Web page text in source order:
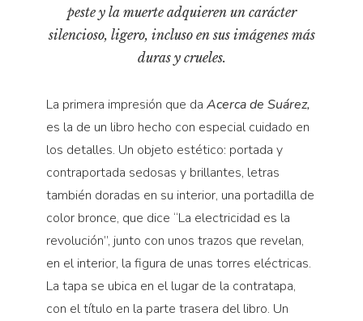
Personajes secundarios
Política
Turismo accidental
Vidas paralelas
Voces y lecturas
peste y la muerte adquieren un carácter
silencioso, ligero, incluso en sus imágenes más
duras y crueles.
La primera impresión que da Acerca de Suárez,
es la de un libro hecho con especial cuidado en
los detalles. Un objeto estético: portada y
contraportada sedosas y brillantes, letras
también doradas en su interior, una portadilla de
color bronce, que dice “La electricidad es la
revolución”, junto con unos trazos que revelan,
en el interior, la figura de unas torres eléctricas.
La tapa se ubica en el lugar de la contratapa,
con el título en la parte trasera del libro. Un